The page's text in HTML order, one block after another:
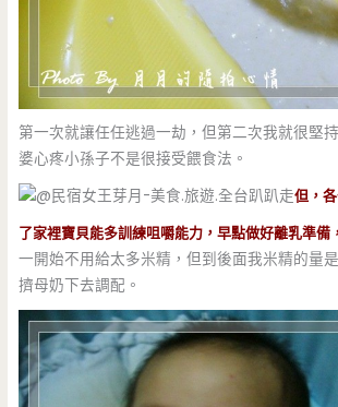
第一次就讓任任逃過一劫，但第二次我就很堅
婆心疼小孫子不是很接受餵食法。
但，
了家裡寶貝能多訓練咀嚼能力，早點做好離乳準備
一開始不用給太多米精，但到後面我米精的量
擠母奶下去調配。